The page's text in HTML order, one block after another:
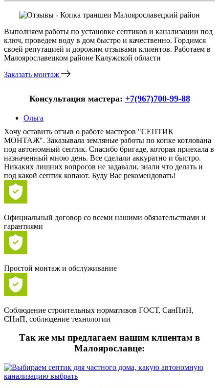
Выполняем работы по установке септиков и канализации под
ключ, проведем воду в дом быстро и качественно. Гордимся
своей репутацией и дорожим отзывами клиентов. Работаем в
Малоярославецком районе Калужской области
Заказать монтаж
Консультация мастера: +7(967)700-99-88
Ольга
Хочу оставить отзыв о работе мастеров "СЕПТИК
МОНТАЖ". Заказывала земляные работы по копке котлована
под автономный септик. Спасибо бригаде, которая приехала в
назначенный мною день. Все сделали аккуратно и быстро.
Никаких лишних вопросов не задавали, знали что делать и
под какой септик копают. Буду Вас рекомендовать!
Официальный договор со всеми нашими обязательствами и
гарантиями
Простой монтаж и обслуживание
Соблюдение строительных нормативов ГОСТ, СанПиН,
СНиП, соблюдение технологии
Так же мы предлагаем нашим клиентам в
Малоярославце: